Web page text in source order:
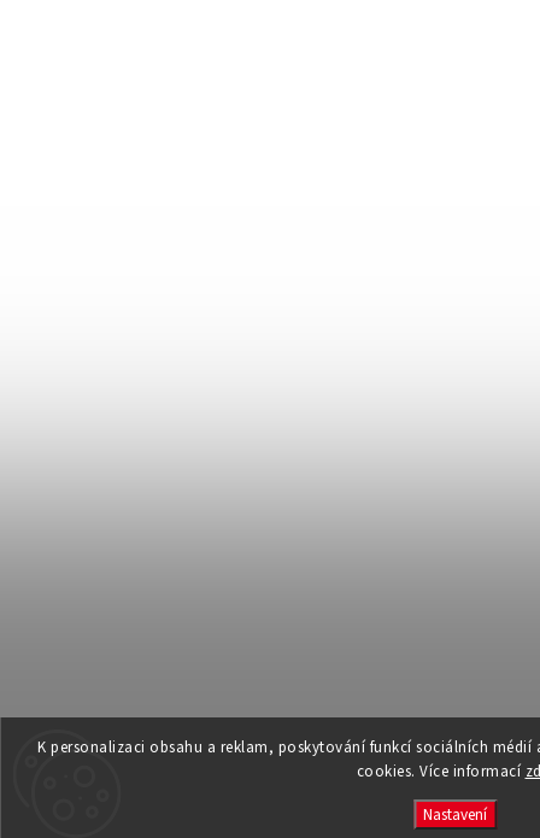
K personalizaci obsahu a reklam, poskytování funkcí sociálních
cookies. Více informací
Nastavení